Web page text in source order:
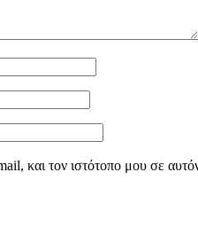
και τον ιστότοπο μου σε